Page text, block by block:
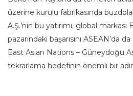
üzerine kurulu fabrikasında
A.Ş.’nin bu yatırımı, global
pazarındaki başarısını ASEAN’da
East Asian Nations – Güneydoğu
tekrarlama hedefinin önemli bir